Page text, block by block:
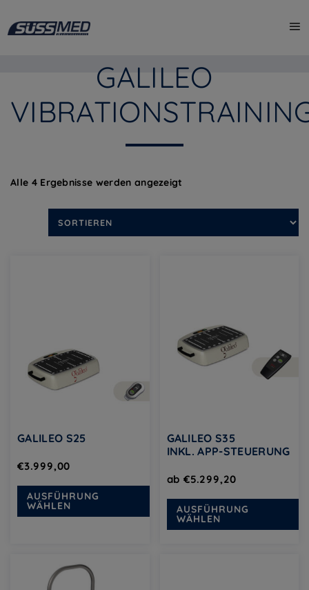
GALILEO
Alle 4 Ergebnisse werden angezeigt
GALILEO S25
€3.999,00
AUSFÜHRUNG
WÄHLEN
Produkt
weist
mehrere
GALILEO S35
INKL. APP-STEUERUNG
ab €5.299,20
AUSFÜHRUNG
WÄHLEN